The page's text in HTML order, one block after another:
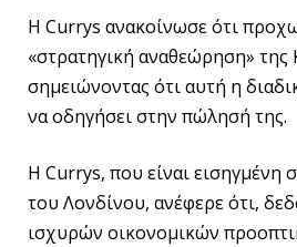
Η Currys ανακοίνωσε ότι
«στρατηγική αναθεώρηση»
σημειώνοντας ότι αυτή η
να οδηγήσει στην πώλησή της.
Η Currys, που είναι εισηγμένη
του Λονδίνου, ανέφερε ότι,
ισχυρών οικονομικών